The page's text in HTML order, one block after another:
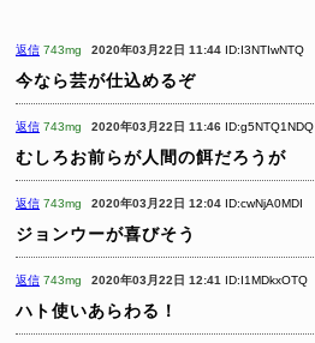
返信 743mg 2020年03月22日 11:44 ID:I3NTIwNTQ
今なら芸が仕込めるぞ
返信 743mg 2020年03月22日 11:46 ID:g5NTQ1NDQ
むしろお前らが人間の餌だろうが
返信 743mg 2020年03月22日 12:04 ID:cwNjA0MDI
ジョンウーが喜びそう
返信 743mg 2020年03月22日 12:41 ID:I1MDkxOTQ
ハト使いあらわる！